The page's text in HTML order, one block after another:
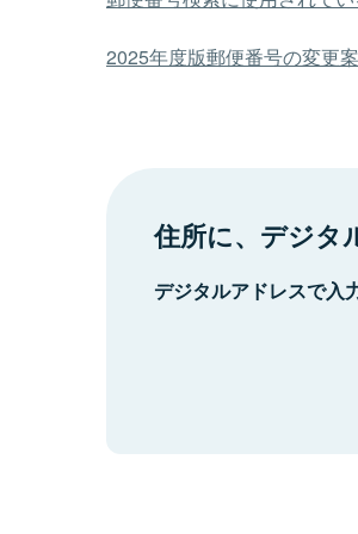
2025年度版郵便番号の変更
住所に、デジタ
デジタルアドレスで入